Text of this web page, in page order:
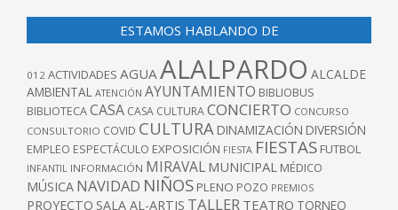
ESTAMOS HABLANDO DE
012 ACTIVIDADES AGUAALALPARDO ALCALDE
AMBIENTAL ATENCIÓN AYUNTAMIENTO BIBLIOBUS
BIBLIOTECACASA CASA CULTURACONCIERTO CONCURSO
CONSULTORIO COVID CULTURA DINAMIZACIÓN DIVERSIÓN
EMPLEO ESPECTÁCULO EXPOSICIÓN FIESTA FIESTAS FUTBOL
INFANTIL INFORMACIÓN MIRAVAL MUNICIPAL MÉDICO
MÚSICA NAVIDAD NIÑOS PLENO POZO PREMIOS
PROYECTO SALA AL-ARTIS TALLER TEATRO TORNEO